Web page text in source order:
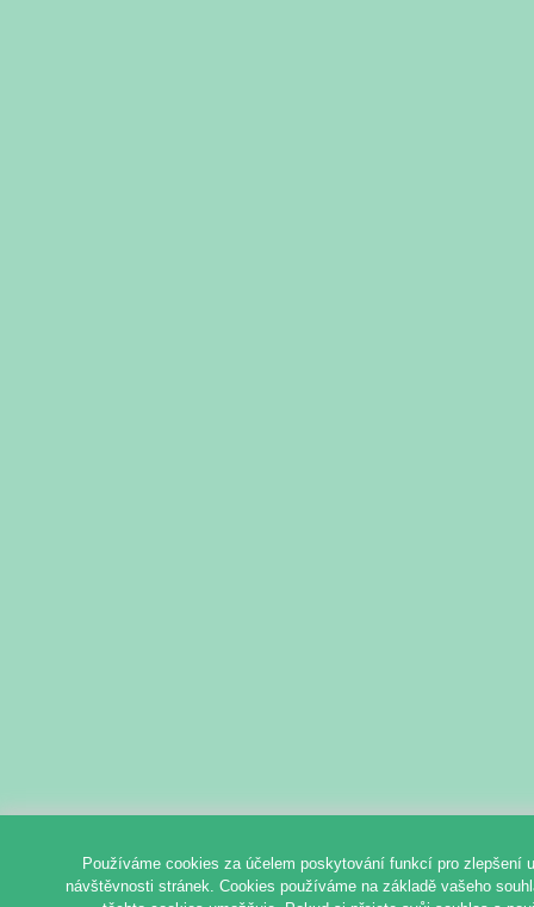
Používáme cookies za účelem poskytování funkcí pro zlepšení
návštěvnosti stránek. Cookies používáme na základě vašeho